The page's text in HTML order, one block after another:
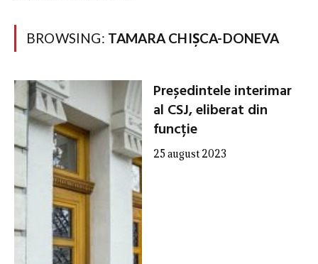
BROWSING: TAMARA CHIȘCA-DONEVA
Președintele interimar
al CSJ, eliberat din
funcție
25 august 2023